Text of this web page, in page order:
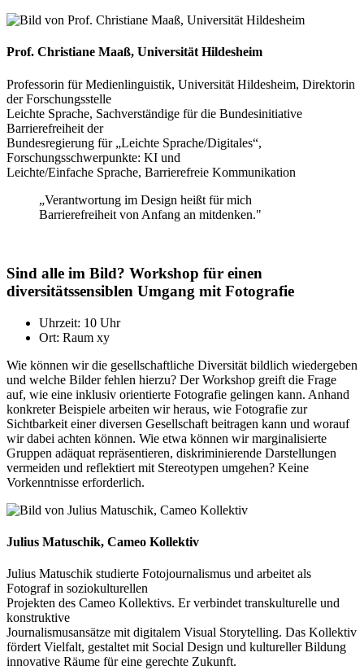
Prof. Chr istiane Maaß, Universität Hildesheim
Professorin für Medienlinguistik, Universität Hildesheim, Direktorin
der Forschungsstelle
Leichte Sprache, Sachverständige für die Bundesinitiative
Barrierefreiheit der
Bundesregierung für „Leichte Sprache/Digitales“,
Forschungsschwerpunkte: KI und
Leichte/Einfache Sprache, Barrierefreie Kommunikation
„Verantwortung im Design heißt für mich
Barrierefreiheit von Anfang an mitdenken."
Sind alle im Bild? Workshop für einen
diversitätssensiblen Umgang mit Fotografie
Uhrzeit: 10 Uhr
Ort: Raum xy
Wie können wir die gesellschaftliche Diversität bildlich wiedergeben
und welche Bilder fehlen hierzu? Der Workshop greift die Frage
auf, wie eine inklusiv orientierte Fotografie gelingen kann. Anhand
konkreter Beispiele arbeiten wir heraus, wie Fotografie zur
Sichtbarkeit einer diversen Gesellschaft beitragen kann und worauf
wir dabei achten können. Wie etwa können wir marginalisierte
Gruppen adäquat repräsentieren, diskriminierende Darstellungen
vermeiden und reflektiert mit Stereotypen umgehen? Keine
Vorkenntnisse erforderlich.
Julius Matuschik, Cameo Kollektiv
Julius Matuschik studierte Fotojournalismus und arbeitet als
Fotograf in soziokulturellen
Projekten des Cameo Kollektivs. Er verbindet transkulturelle und
konstruktive
Journalismusansätze mit digitalem Visual Storytelling. Das Kollektiv
fördert Vielfalt, gestaltet mit Social Design und kultureller Bildung
innovative Räume für eine gerechte Zukunft.